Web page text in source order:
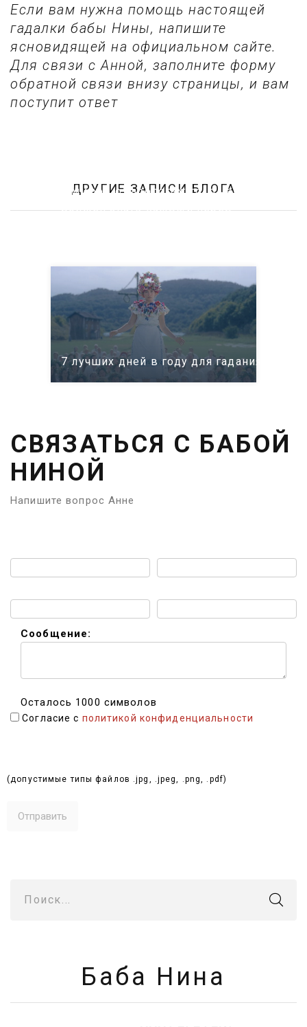
Если вам нужна помощь настоящей
гадалки бабы Нины, напишите
ясновидящей на официальном сайте.
Для связи с Анной, заполните форму
обратной связи внизу страницы, и вам
поступит ответ
ДРУГИЕ ЗАПИСИ БЛОГА
5 мифов о тарологах: то, о чем
должен знать каждый перед
7 лучших дней в году для гадания:
СВЯЗАТЬСЯ С БАБОЙ
НИНОЙ
Напишите вопрос Анне
Сообщение:
Осталось 1000 символов
Согласие с политикой конфиденциальности
(допустимые типы файлов .jpg, .jpeg, .png, .pdf)
Поиск...
Баба Нина